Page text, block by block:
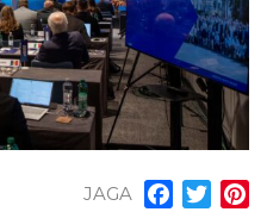
JAGA Facebook